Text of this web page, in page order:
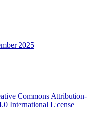
2025
Commons Attribution-
International License.